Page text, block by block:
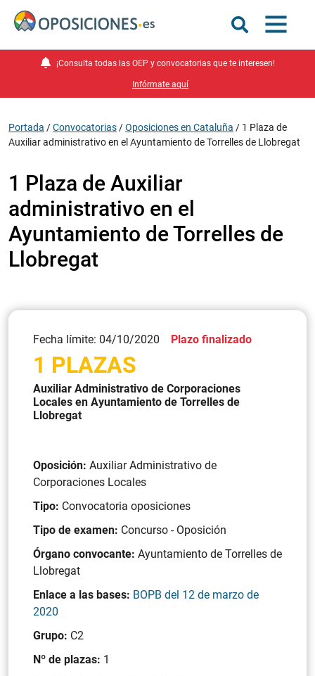
¡Consulta todas las OEP y convocatorias que te interesen!
Infórmate aquí
Portada /Convocatorias /Oposiciones en Cataluña / 1 Plaza de
Auxiliar administrativo en el Ayuntamiento de Torrelles de Llobregat
1 Plaza de Auxiliar
administrativo en el
Ayuntamiento de Torrelles de
Llobregat
Fecha límite: 04/10/2020 Plazo finalizado
1 PLAZAS
Auxiliar Administrativo de Corporaciones
Locales en Ayuntamiento de Torrelles de
Llobregat
Oposición: Auxiliar Administrativo de
Corporaciones Locales
Tipo: Convocatoria oposiciones
Tipo de examen: Concurso - Oposición
Órgano convocante: Ayuntamiento de Torrelles de
Llobregat
Enlace a las bases: BOPB del 12 de marzo de
2020
Grupo: C2
Nº de plazas: 1